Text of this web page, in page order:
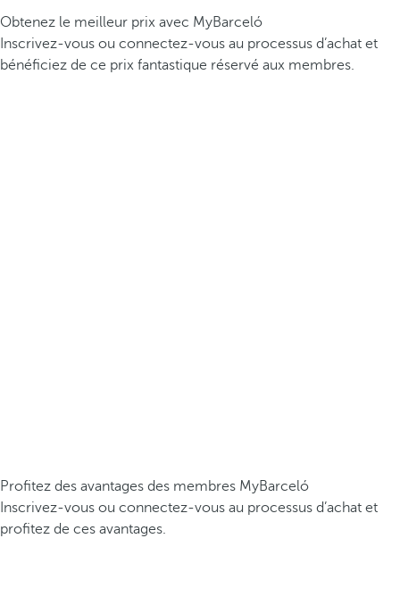
Obtenez le meilleur prix avec MyBarceló
Inscrivez-vous ou connectez-vous au processus d’achat et
bénéficiez de ce prix fantastique réservé aux membres.
Profitez des avantages des membres MyBarceló
Inscrivez-vous ou connectez-vous au processus d’achat et
profitez de ces avantages.